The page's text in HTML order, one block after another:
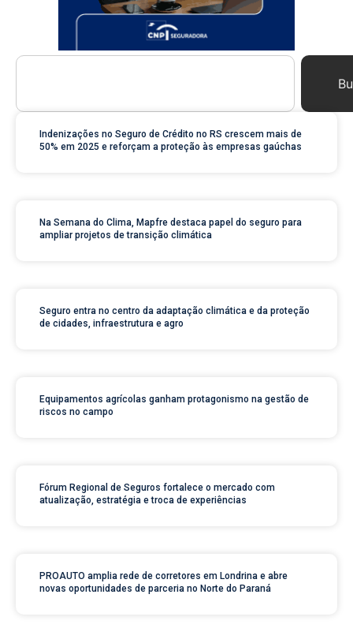
Indenizações no Seguro de Crédito no RS crescem mais de
50% em 2025 e reforçam a proteção às empresas gaúchas
Na Semana do Clima, Mapfre destaca papel do seguro para
ampliar projetos de transição climática
Seguro entra no centro da adaptação climática e da proteção
de cidades, infraestrutura e agro
Equipamentos agrícolas ganham protagonismo na gestão de
riscos no campo
Fórum Regional de Seguros fortalece o mercado com
atualização, estratégia e troca de experiências
PROAUTO amplia rede de corretores em Londrina e abre
novas oportunidades de parceria no Norte do Paraná